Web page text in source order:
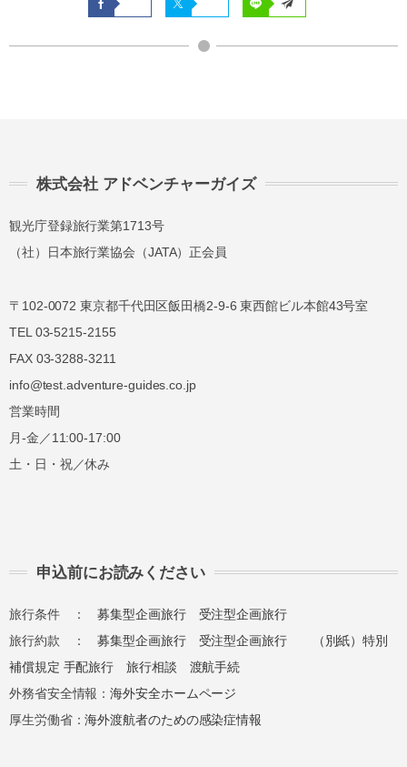
株式会社 アドベンチャーガイズ
観光庁登録旅行業第1713号
（社）日本旅行業協会（JATA）正会員
〒102-0072 東京都千代田区飯田橋2-9-6 東西館ビル本館43号室
TEL 03-5215-2155
FAX 03-3288-3211
info@test.adventure-guides.co.jp
営業時間
月-金／11:00-17:00
土・日・祝／休み
申込前にお読みください
旅行条件 ：募集型企画旅行
受注型企画旅行
旅行約款 ：募集型企画旅行 受注型企画旅行
（別紙）特別
補償規定 手配旅行 旅行相談
渡航手続
外務省安全情報：海外安全ホームページ
厚生労働省：海外渡航者のための感染症情報